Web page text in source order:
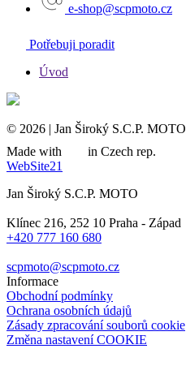
e-shop@scpmoto.cz
Potřebuji poradit
Úvod
© 2026 | Jan Široký S.C.P. MOTO
Made with
in Czech rep.
WebSite21
Jan Široký S.C.P. MOTO
Klínec 216, 252 10 Praha - Západ
+420 777 160 680
scpmoto@scpmoto.cz
Informace
Obchodní podmínky
Ochrana osobních údajů
Zásady zpracování souborů cookie
Změna nastavení COOKIE